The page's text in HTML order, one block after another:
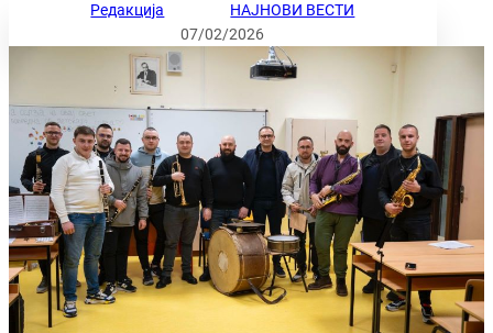
Редакција
НАЈНОВИ ВЕСТИ
07/02/2026